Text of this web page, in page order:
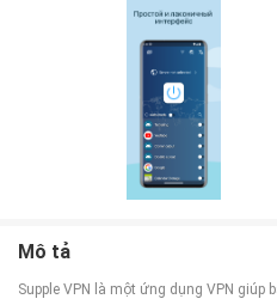
Mô tả
Supple VPN là một ứng dụng VPN giúp